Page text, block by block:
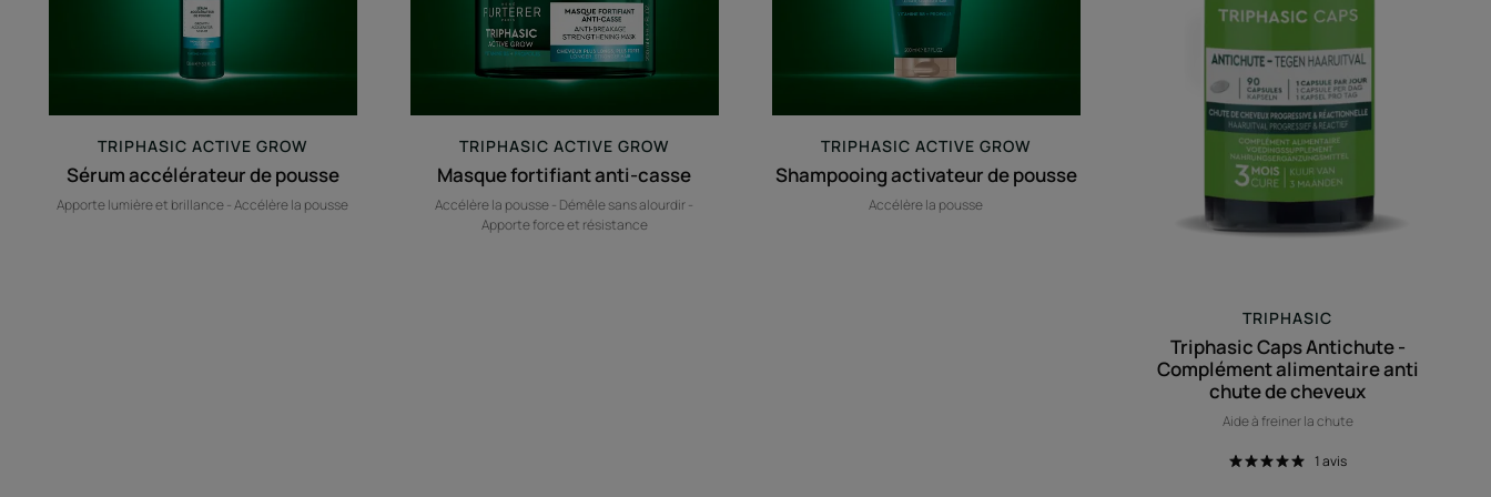
TRIPHASIC ACTIVE GROW
Sérum accélérateur de pousse
Apporte lumière et brillance - Accélère la pousse
TRIPHASIC ACTIVE GROW
Masque fortifiant anti-casse
Accélère la pousse - Démêle sans alourdir -
Apporte force et résistance
TRIPHASIC ACTIVE GROW
Shampooing activateur de pousse
Accélère la pousse
chute
cheveux
TRIPHASIC
Triphasic Caps Antichute -
Complément alimentaire anti
chute de cheveux
Aide à freiner la chute
1avis